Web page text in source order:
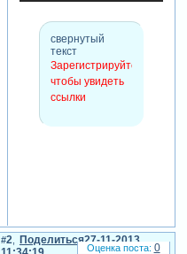
свернутый
текст
Зарегистрируйтесь,
чтобы увидеть
ссылки
Поделиться
2
27-11-2013
0